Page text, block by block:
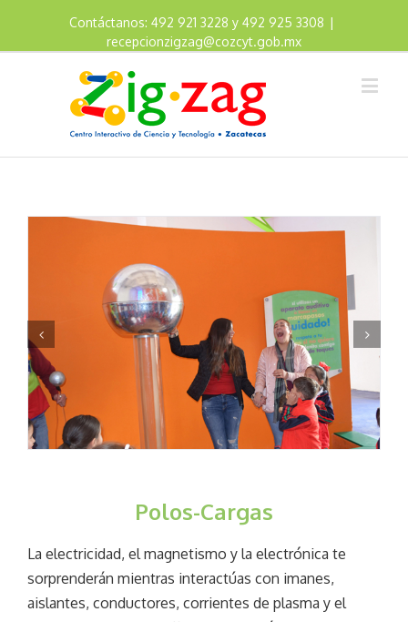
Contáctanos: 492 921 3228 y 492 925 3308 |
recepcionzigzag@cozcyt.gob.mx
Polos-Cargas
La electricidad, el magnetismo y la electrónica te
sorprenderán mientras interactúas con imanes,
aislantes, conductores, corrientes de plasma y el